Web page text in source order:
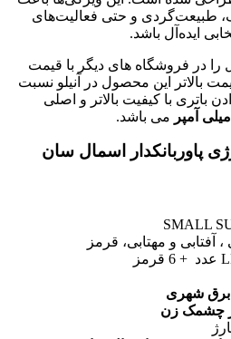
طبیعت‌گردی و حتی فعالیت‌های
ایده‌آل باشد.
در فروشگاه های دیگر با قیمت
بالاتر این محصول در آنیلو نسبت
باتری با کیفیت بالاتر و اصلی
می باشد.
پاوربانکدار اسمال سان
، آفتابی و مهتابی، قرمز
برق شهری
چشمک زن